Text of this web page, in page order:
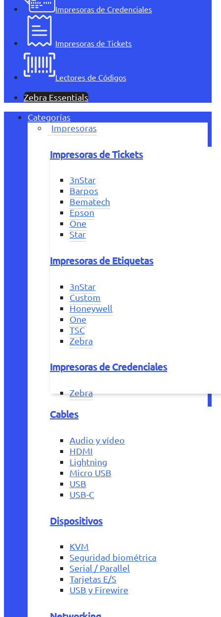
Impresoras de Credenciales
Impresoras de Tickets
Lectores de Códigos
Zebra Essentials
Categorías
Impresoras
Impresoras de Tickets
3nStar
Barpos
Bematech
Epson
One
Star
Impresoras de Etiquetas
3nStar
Custom
Honeywell
One
TSC
Zebra
Impresoras de Credenciales
Zebra
Cables
Audio y vídeo
HDMI
Lightning
Micro USB
USB
USB-C
Dispositivos
KVM
Seguridad biométrica
Serial / Parallel
Tarjetas E/S
USB y Firewire